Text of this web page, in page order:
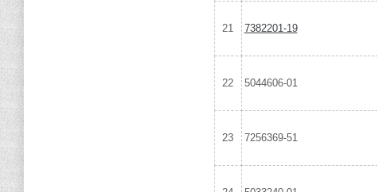
21 7382201-19
22 5044606-01
23 7256369-51